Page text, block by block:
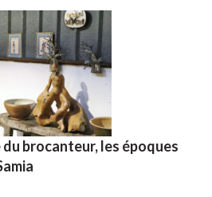
brocanteur, les époques